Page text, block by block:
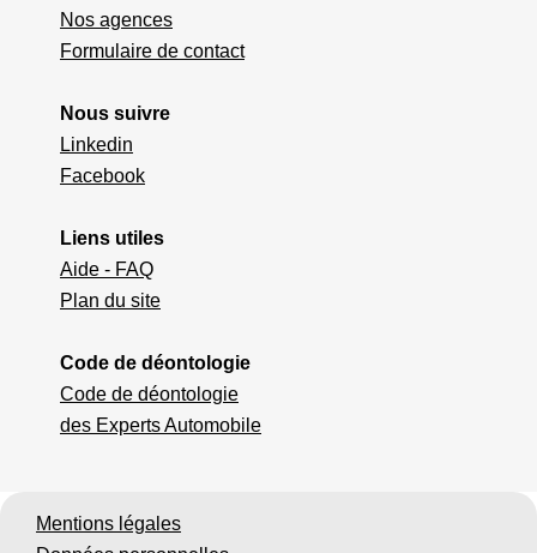
Nos agences
Formulaire de contact
Nous suivre
Linkedin
Facebook
Liens utiles
Aide - FAQ
Plan du site
Code de déontologie
Code de déontologie
des Experts Automobile
Mentions légales